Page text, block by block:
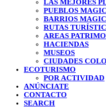
LAS MEJORES
PUEBLOS
BARRIOS
RUTAS
AREAS
HACIENDAS
MUSEOS
CIUDADES
ECOTURISMO
POR ACTIVIDAD
ANÚNCIATE
CONTACTO
SEARCH